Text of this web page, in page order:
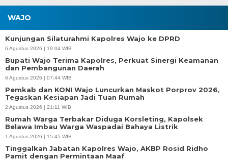
WAJO
Kunjungan Silaturahmi Kapolres Wajo ke DPRD
6 Agustus 2026 | 19:04 WIB
Bupati Wajo Terima Kapolres, Perkuat Sinergi Keamanan
dan Pembangunan Daerah
6 Agustus 2026 | 07:44 WIB
Pemkab dan KONI Wajo Luncurkan Maskot Porprov 2026,
Tegaskan Kesiapan Jadi Tuan Rumah
2 Agustus 2026 | 21:11 WIB
Rumah Warga Terbakar Diduga Korsleting, Kapolsek
Belawa Imbau Warga Waspadai Bahaya Listrik
1 Agustus 2026 | 15:45 WIB
Tinggalkan Jabatan Kapolres Wajo, AKBP Rosid Ridho
Pamit dengan Permintaan Maaf